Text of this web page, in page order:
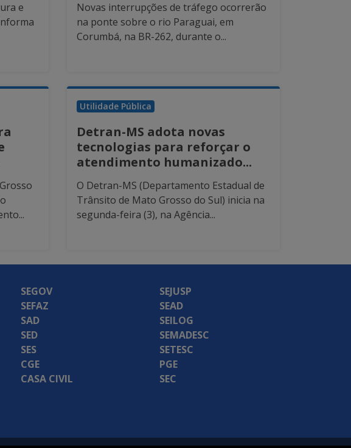
e
Novas interrupções de tráfego ocorrerão
na ponte sobre o rio Paraguai, em
Corumbá, na BR-262, durante o...
Utilidade Pública
Detran-MS adota novas
tecnologias para reforçar o
atendimento humanizado...
O Detran-MS (Departamento Estadual de
Trânsito de Mato Grosso do Sul) inicia na
segunda-feira (3), na Agência...
SEGOV
SEFAZ
SAD
SED
SES
CGE
CASA CIVIL
SEJUSP
SEAD
SEILOG
SEMADESC
SETESC
PGE
SEC